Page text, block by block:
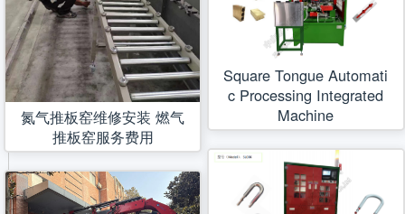
氮气推板窑维修安装 燃气
推板窑服务费用
Square Tongue Automati
c Processing Integrated
Machine